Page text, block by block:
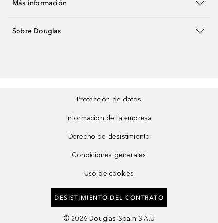
Más información
Sobre Douglas
Protección de datos
Información de la empresa
Derecho de desistimiento
Condiciones generales
Uso de cookies
DESISTIMIENTO DEL CONTRATO
© 2026 Douglas Spain S.A.U